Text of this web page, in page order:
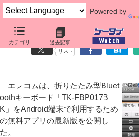
Powered by
カテゴリ 過去記事
エレコムのBluetoothキーボード、Android
リスト
エレコムは、折りたたみ型Bluet
oothキーボード「TK-FBP017B
K」をAndroid端末で利用するため
の無料アプリの最新版を公開し
た。